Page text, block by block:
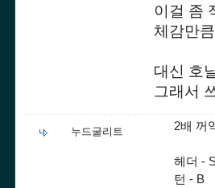
이걸 좀
체감만
대신 호
그래서
누드굴리트 2배 꺼
헤더 -
턴 - B